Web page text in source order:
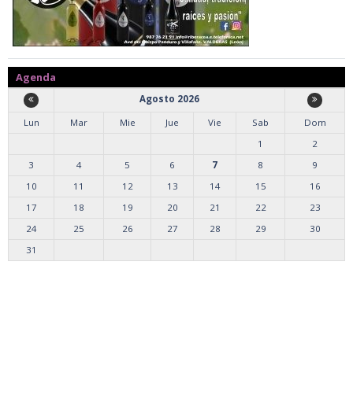
Agenda
Agosto 2026
Lun
Mar Mie Jue Vie Sab
Dom
1
2
3
4 5 6 7 8
9
10
11 12 13 14 15
16
17
18 19 20 21 22
23
24
25 26 27 28 29
30
31